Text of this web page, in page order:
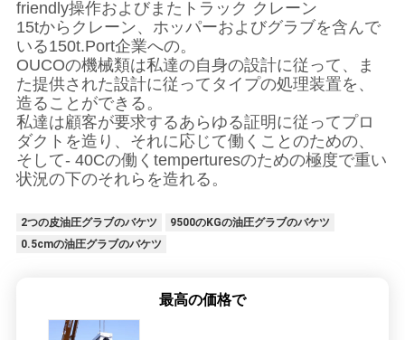
friendly操作およびまたトラック クレーン
15tからクレーン、ホッパーおよびグラブを含んで
いる150t.Port企業への。
OUCOの機械類は私達の自身の設計に従って、ま
た提供された設計に従ってタイプの処理装置を、
造ることができる。
私達は顧客が要求するあらゆる証明に従ってプロ
ダクトを造り、それに応じて働くことのための、
そして- 40Cの働くtemperturesのための極度で重い
状況の下のそれらを造れる。
2つの皮油圧グラブのバケツ
9500のKGの油圧グラブのバケツ
0.5cmの油圧グラブのバケツ
最高の価格で